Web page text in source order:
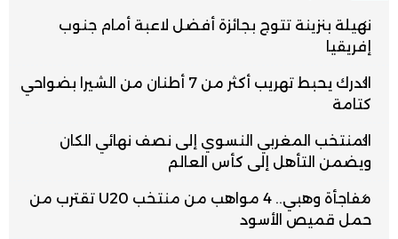
نهيلة بنزينة تتوج بجائزة أفضل لاعبة أمام جنوب
إفريقيا
الدرك يحبط تهريب أكثر من 7 أطنان من الشيرا بضواحي
كتامة
المنتخب المغربي النسوي إلى نصف نهائي الكان
ويضمن التأهل إلى كأس العالم
مفاجأة وهبي.. 4 مواهب من منتخب U20 تقترب من
حمل قميص الأسود